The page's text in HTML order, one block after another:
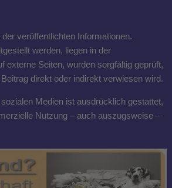
veröffentlichten Informationen.
werden, liegen in der
externe Seiten, wurden sorgfältig geprüft,
direkt oder indirekt verwiesen wird.
Medien ist ausdrücklich gestattet,
Nutzung – auch auszugsweise –